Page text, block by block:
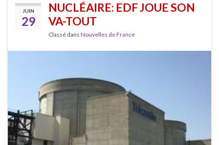
JUIN
29
NUCLÉAIRE: EDF JOUE SON
VA-TOUT
Classé dans Nouvelles de France